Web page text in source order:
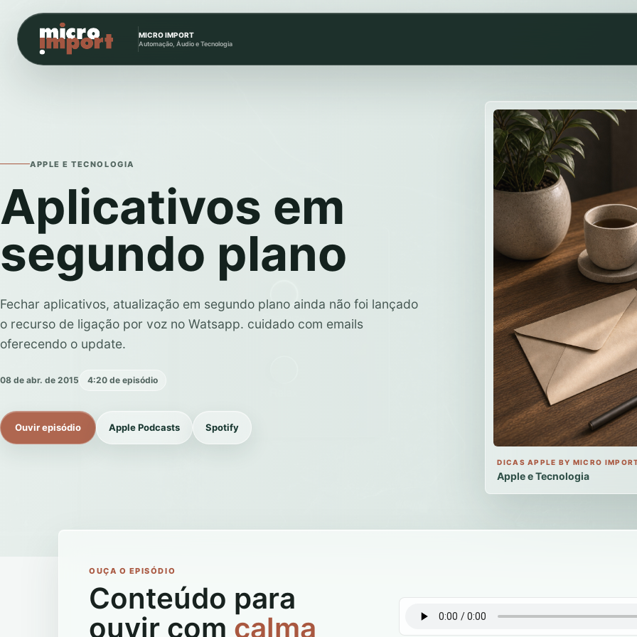
MICRO IMPORT
Automação, Áudio e Tecnologia
APPLE E TECNOLOGIA
Aplicativos em
segundo plano
Fechar aplicativos, atualização em segundo plano ainda não foi lançado
o recurso de ligação por voz no Watsapp. cuidado com emails
oferecendo o update.
08 de abr. de 2015 4:20 de episódio
Ouvir episódio Apple Podcasts Spotify
DICAS APPLE BY MICRO
Apple e Tecnologia
OUÇA O EPISÓDIO
Conteúdo para
ouvir com calma